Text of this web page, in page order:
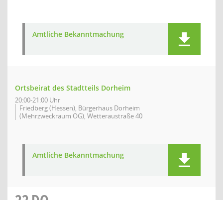
Amtliche Bekanntmachung
Ortsbeirat des Stadtteils Dorheim
20:00-21:00 Uhr
Friedberg (Hessen), Bürgerhaus Dorheim
(Mehrzweckraum OG), Wetteraustraße 40
Amtliche Bekanntmachung